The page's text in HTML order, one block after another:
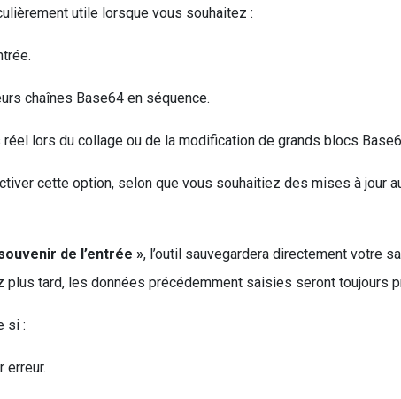
utile lorsque vous souhaitez :
chaînes Base64 en séquence.
lors du collage ou de la modification de grands blocs
cette option, selon que vous souhaitiez des mises à jour
de l’entrée », l’outil sauvegardera directement votre
plus tard, les données précédemment saisies seront toujours
si :
erreur.